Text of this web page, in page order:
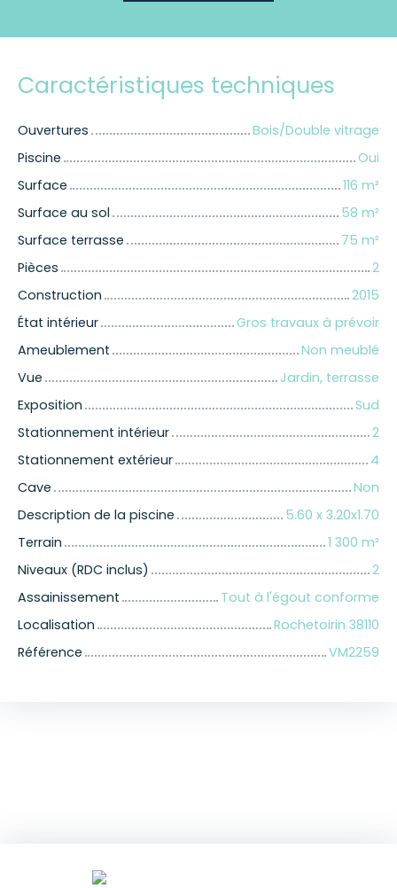
Caractéristiques techniques
Ouvertures
Bois/Double vitrage
Piscine
Oui
Surface
116 m²
Surface au sol
58 m²
Surface terrasse
75 m²
Pièces
2
Construction
2015
État intérieur
Gros travaux à prévoir
Ameublement
Non meublé
Vue
Jardin, terrasse
Exposition
Sud
Stationnement intérieur
2
Stationnement extérieur
4
Cave
Non
Description de la piscine
5.60 x 3.20x1.70
Terrain
1 300 m²
Niveaux (RDC inclus)
2
Assainissement
Tout à l'égout conforme
Localisation
Rochetoirin 38110
Référence
VM2259